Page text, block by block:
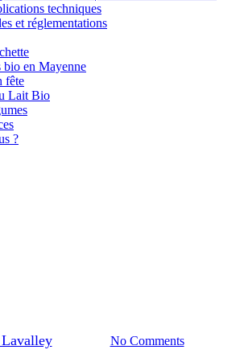
techniques
et réglementations
bio en Mayenne
fête
Lait Bio
?
10/02/2026 No Comments